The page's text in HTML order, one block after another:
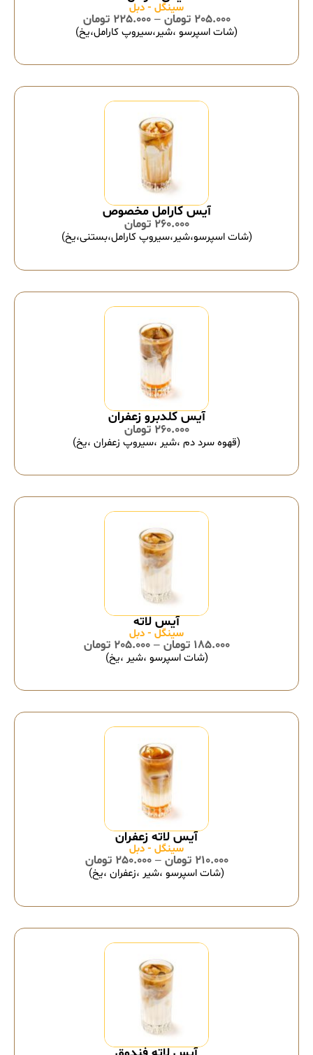
سینگل - دبل
205.000 تومان –
225.000 تومان
(شات اسپرسو ،شیر،سیروپ کارامل،یخ)
آیس کارامل مخصوص
260.000 تومان
(شات اسپرسو،شیر،سیروپ کارامل،بستنی،یخ)
آیس کلدبرو زعفران
260.000 تومان
(قهوه سرد دم ،شیر ،سیروپ زعفران ،یخ)
سینگل - دبل
185.000 تومان –
205.000 تومان
(شات اسپرسو ،شیر ،یخ)
آیس لاته زعفران
سینگل - دبل
210.000 تومان –
250.000 تومان
(شات اسپرسو ،شیر ،زعفران ،یخ)